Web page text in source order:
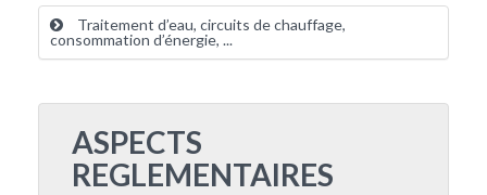
Traitement d’eau, circuits de chauffage,
consommation d’énergie, ...
ASPECTS
REGLEMENTAIRES